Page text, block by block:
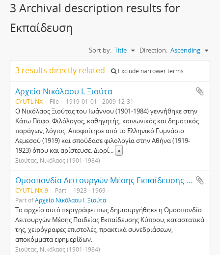
3 Archival description results for
Εκπαίδευση
Sort by: Title Direction: Ascending
3 results directly related Exclude narrower terms
Αρχείο Νικόλαου Ι. Ξιούτα
CYUTL NX File 1919-01-01 - 2009-12-31
Ο Νικόλαος Ξιούτας του Ιωάννου (1901-1984) γεννήθηκε στην
Κάτω Πάφο. Φιλόλογος, καθηγητής, κοινωνικός και δημοτικός
παράγων, λόγιος. Αποφοίτησε από το Ελληνικό Γυμνάσιο
Λεμεσού (1919) και σπούδασε φιλολογία στην Αθήνα (1919-
1923) όπου και αρίστευσε. Διορί... »
Ξιούτας, Νικόλαος (1901-1984)
Ομοσπονδία Λειτουργών Μέσης Εκπαίδευσης Κύπρου
CYUTL NX-9 Part
1923 - 1969
Part ofΑρχείο Νικόλαου Ι. Ξιούτα
Το αρχείο αυτό περιγράφει πως δημιουργήθηκε η Ομοσπονδία
Λειτουργών Μέσης Παιδείας Εκπαίδευσης Κύπρου, καταστατικά
της, χειρόγραφες επιστολές, πρακτικά συνεδριάσεων,
αποκόμματα εφημερίδων.
Ξιούτας, Νικόλαος (1901-1984)